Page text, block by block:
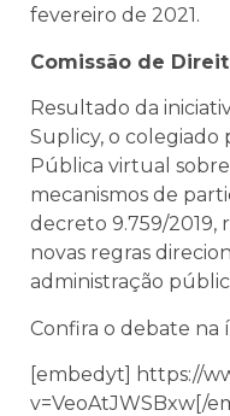
fevereiro de 2021.
Comissão de
Resultado da
Suplicy, o
Pública virtual
mecanismos de
decreto 9.759/2019,
novas regras
administração
Confira o debate na
[embedyt] https://
v=VeoAtJWSBxw[/